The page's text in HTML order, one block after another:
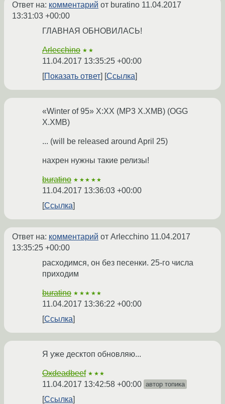
Ответ на: комментарий от buratino 11.04.2017
13:31:03 +00:00
ГЛАВНАЯ ОБНОВИЛАСЬ!
Arlecchino ★★
11.04.2017 13:35:25 +00:00
Показать ответ
Ссылка
«Winter of 95» X:XX (MP3 X.XMB) (OGG
X.XMB)
... (will be released around April 25)
нахрен нужны такие релизы!
buratino ★★★★★
11.04.2017 13:36:03 +00:00
Ссылка
Ответ на: комментарий от Arlecchino 11.04.2017
13:35:25 +00:00
расходимся, он без песенки. 25-го числа
приходим
buratino ★★★★★
11.04.2017 13:36:22 +00:00
Ссылка
Я уже десктоп обновляю...
Oxdeadbeef ★★★
11.04.2017 13:42:58 +00:00 автор топика
Ссылка